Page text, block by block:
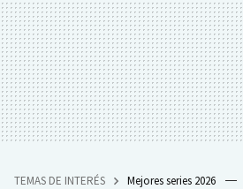
TEMAS DE INTERÉS Mejores series 2026